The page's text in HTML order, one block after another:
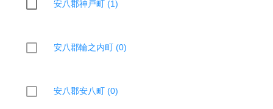
安八郡神戸町 (1)
安八郡輪之内町 (0)
安八郡安八町 (0)